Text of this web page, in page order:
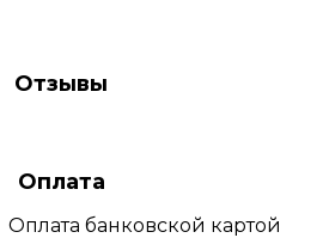
Отзывы
Оплата
Оплата банковской картой